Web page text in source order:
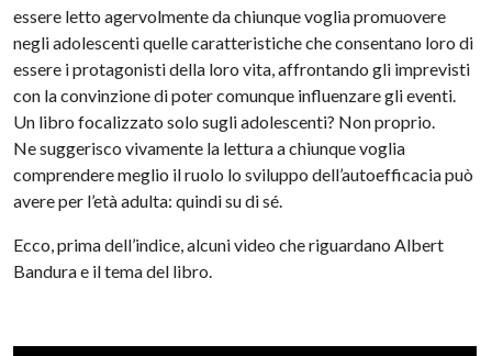
essere letto agervolmente da chiunque voglia promuovere
negli adolescenti quelle caratteristiche che consentano loro di
essere i protagonisti della loro vita, affrontando gli imprevisti
con la convinzione di poter comunque influenzare gli eventi.
Un libro focalizzato solo sugli adolescenti? Non proprio.
Ne suggerisco vivamente la lettura a chiunque voglia
comprendere meglio il ruolo lo sviluppo dell’autoefficacia può
avere per l’età adulta: quindi su di sé.
Ecco, prima dell’indice, alcuni video che riguardano Albert
Bandura e il tema del libro.